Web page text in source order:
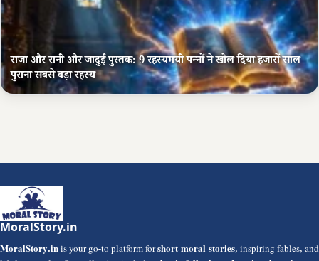
राजा और रानी और जादुई पुस्तक: 9 रहस्यमयी पन्नों ने खोल दिया हजारों साल
पुराना सबसे बड़ा रहस्य
MoralStory.in
MoralStory.inis your go-to platform forshort moral stories, inspiring fables, and